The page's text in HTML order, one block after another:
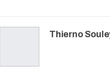
Thierno